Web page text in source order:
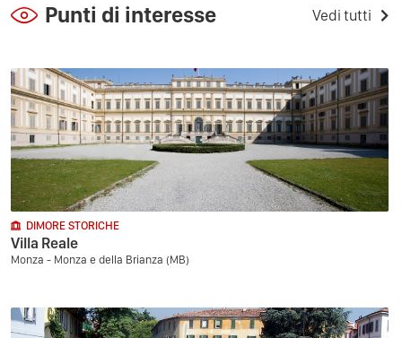
Punti di interesse Vedi tutti
DIMORE STORICHE
Villa Reale
Monza - Monza e della Brianza (MB)